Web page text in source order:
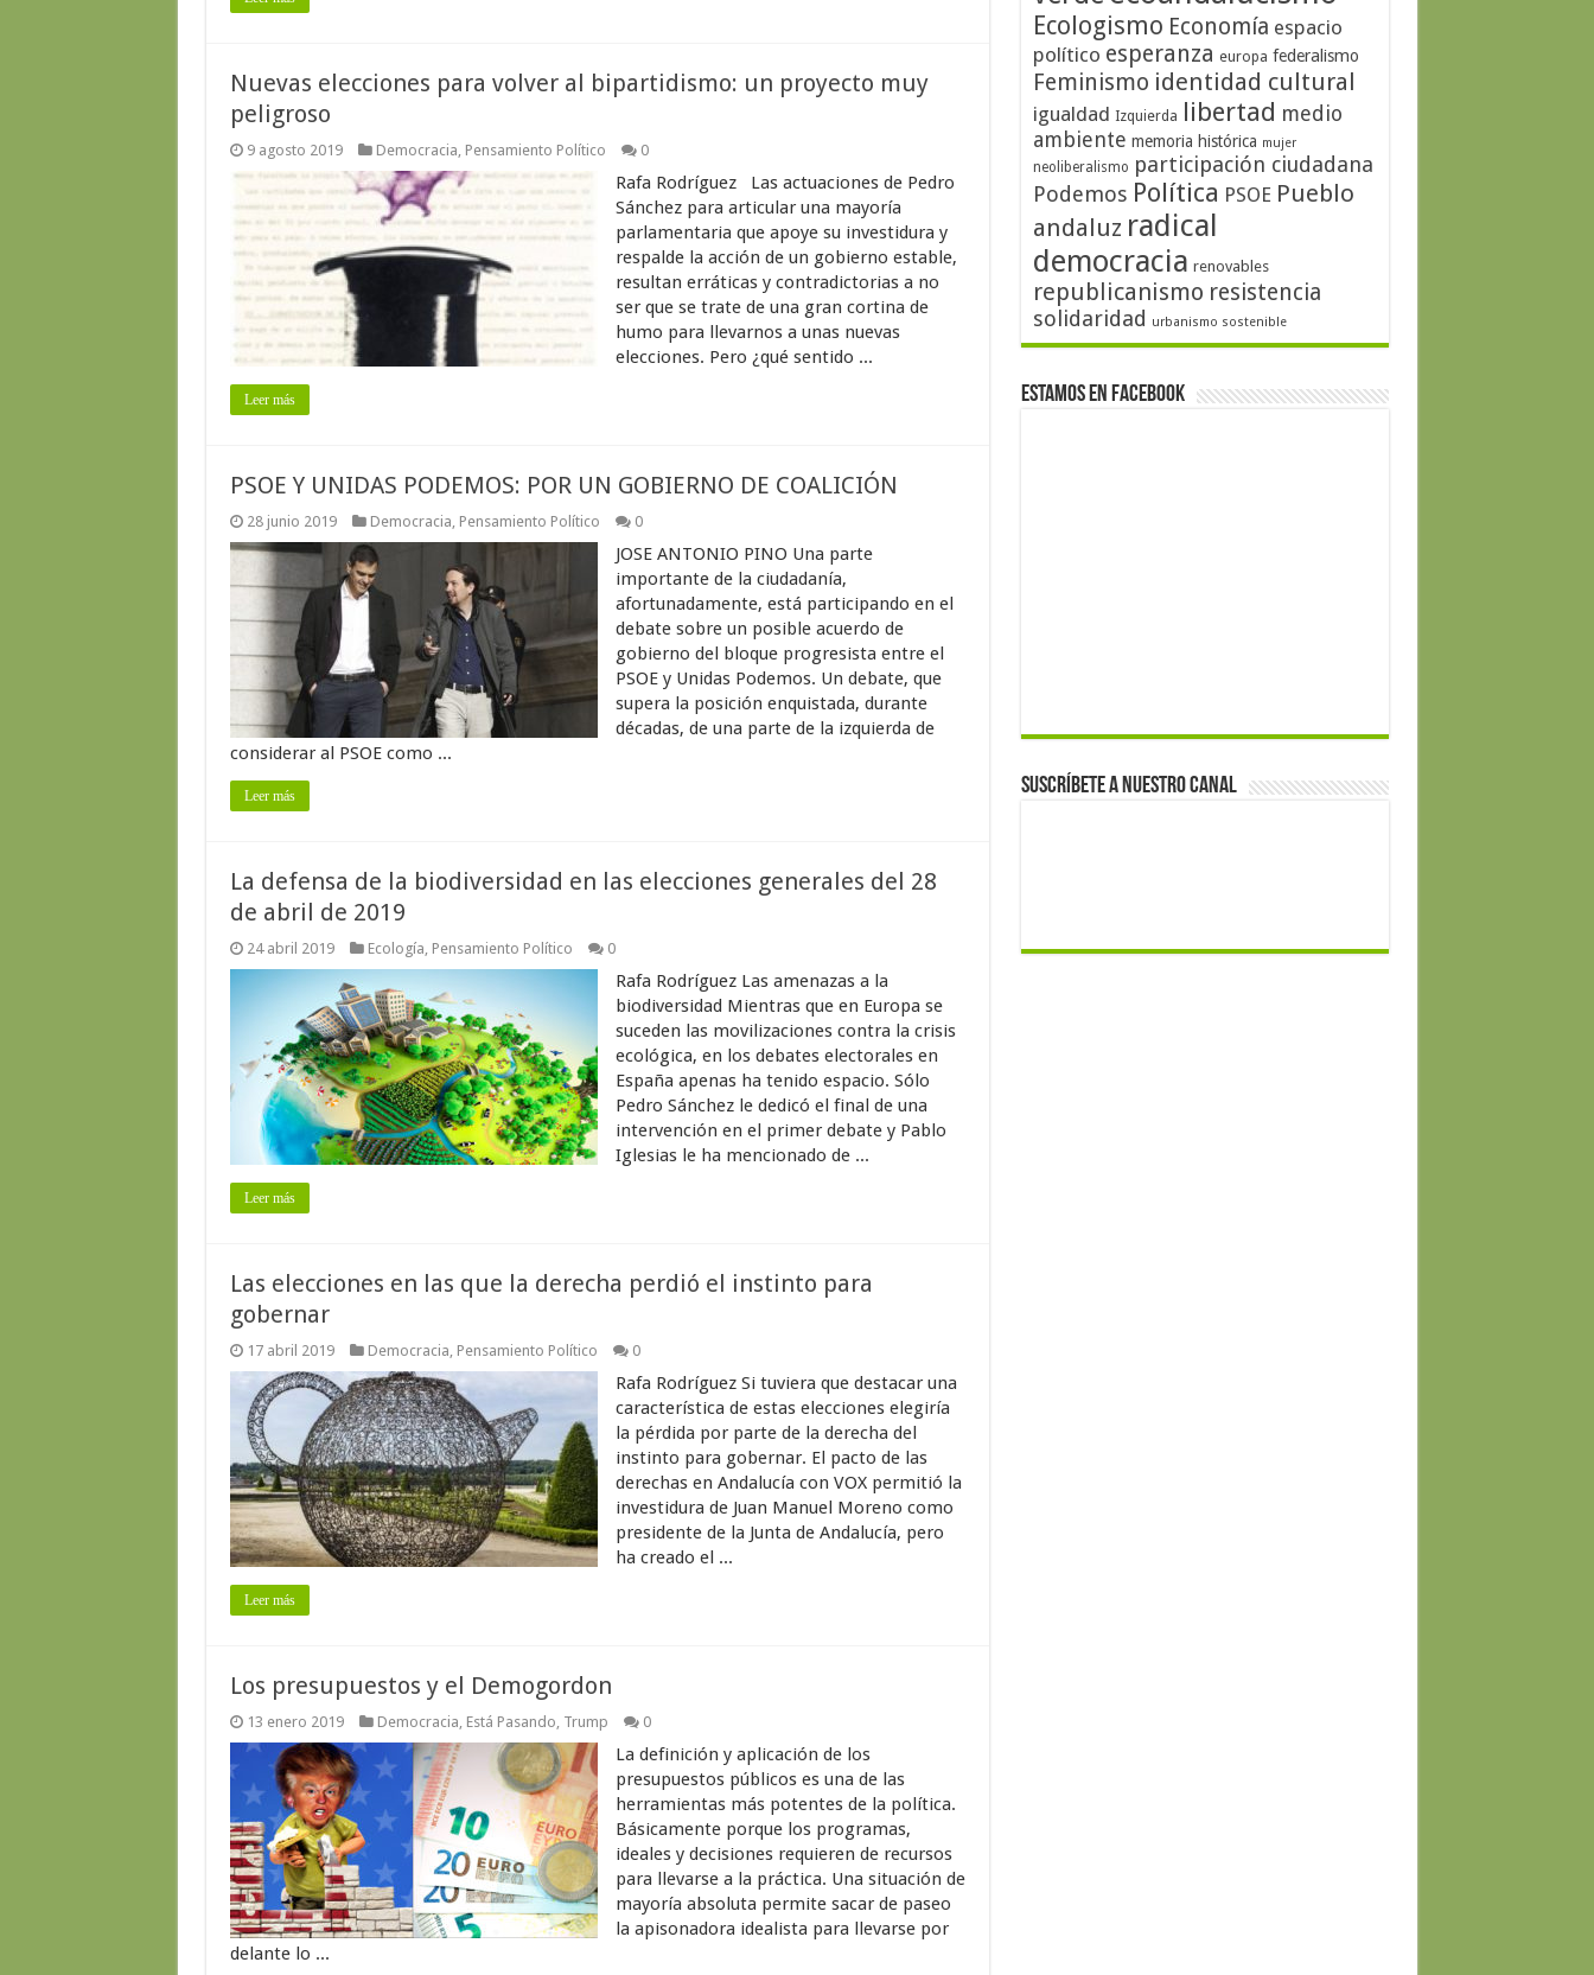
Nuevas elecciones para volver al bipartidismo: un proyecto muy
peligroso
9 agosto 2019 Democracia, Pensamiento Político 0
Rafa Rodríguez Las actuaciones de Pedro
Sánchez para articular una mayoría
parlamentaria que apoye su investidura y
respalde la acción de un gobierno estable,
resultan erráticas y contradictorias a no
ser que se trate de una gran cortina de
humo para llevarnos a unas nuevas
elecciones. Pero ¿qué sentido ...
Leer más
PSOE Y UNIDAS PODEMOS: POR UN GOBIERNO DE COALICIÓN
28 junio 2019 Democracia, Pensamiento Político 0
JOSE ANTONIO PINO Una parte
importante de la ciudadanía,
afortunadamente, está participando en el
debate sobre un posible acuerdo de
gobierno del bloque progresista entre el
PSOE y Unidas Podemos. Un debate, que
supera la posición enquistada, durante
décadas, de una parte de la izquierda de
considerar al PSOE como ...
Leer más
La defensa de la biodiversidad en las elecciones generales del 28
de abril de 2019
24 abril 2019 Ecología, Pensamiento Político 0
Rafa Rodríguez Las amenazas a la
biodiversidad Mientras que en Europa se
suceden las movilizaciones contra la crisis
ecológica, en los debates electorales en
España apenas ha tenido espacio. Sólo
Pedro Sánchez le dedicó el final de una
intervención en el primer debate y Pablo
Iglesias le ha mencionado de ...
Leer más
Las elecciones en las que la derecha perdió el instinto para
gobernar
17 abril 2019 Democracia, Pensamiento Político 0
Rafa Rodríguez Si tuviera que destacar una
característica de estas elecciones elegiría
la pérdida por parte de la derecha del
instinto para gobernar. El pacto de las
derechas en Andalucía con VOX permitió la
investidura de Juan Manuel Moreno como
presidente de la Junta de Andalucía, pero
ha creado el ...
Leer más
Los presupuestos y el Demogordon
13 enero 2019 Democracia, Está Pasando, Trump 0
La definición y aplicación de los
presupuestos públicos es una de las
herramientas más potentes de la política.
Básicamente porque los programas,
ideales y decisiones requieren de recursos
para llevarse a la práctica. Una situación de
mayoría absoluta permite sacar de paseo
la apisonadora idealista para llevarse por
delante lo ...
Ecologismo Economía espacio
político esperanza europa federalismo
Feminismo identidad cultural
igualdad Izquierda libertad medio
ambiente memoria histórica mujer
neoliberalismo participación ciudadana
Podemos Política PSOE Pueblo
andaluz radical
democracia renovables
republicanismo resistencia
solidaridad urbanismo sostenible
Estamos en Facebook
Suscríbete a nuestro canal